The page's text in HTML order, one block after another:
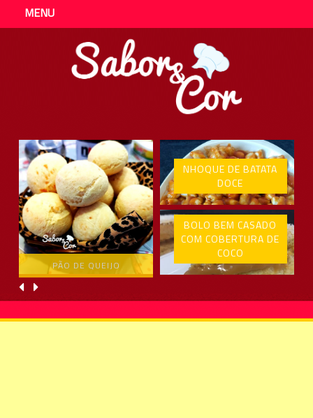
MENU
PÃO DE QUEIJO
NHOQUE DE BATATA
DOCE
BOLO BEM CASADO
COM COBERTURA DE
COCO